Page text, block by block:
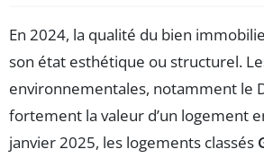
En 2024, la qualité du bien
son état esthétique ou structurel.
environnementales, notamment le
fortement la valeur d’un logement
janvier 2025, les logements classés